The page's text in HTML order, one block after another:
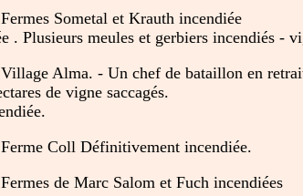
Fermes Sometal et Krauth incendiée
. Plusieurs meules et gerbiers incendiés -
Village Alma. - Un chef de bataillon en
de vigne saccagés.
Ferme Coll Définitivement incendiée.
Fermes de Marc Salom et Fuch incendiées